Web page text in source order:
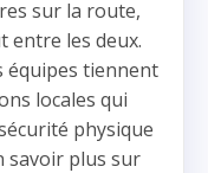
sur la route,
entre les deux.
équipes tiennent
locales qui
physique
savoir plus sur